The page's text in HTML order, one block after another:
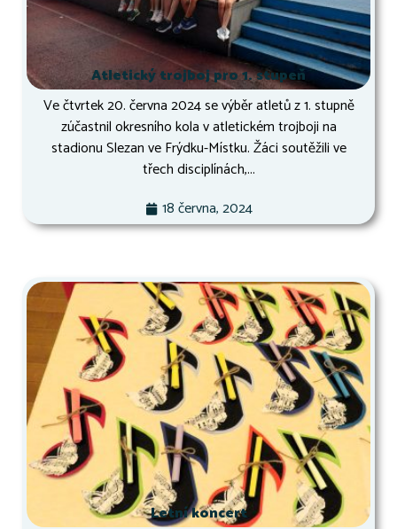
Atletický trojboj pro 1. stupeň
Ve čtvrtek 20. června 2024 se výběr atletů z 1. stupně
zúčastnil okresního kola v atletickém trojboji na
stadionu Slezan ve Frýdku-Místku. Žáci soutěžili ve
třech disciplínách,...
18 června, 2024
Letní koncert